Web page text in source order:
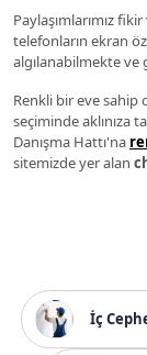
Paylaşımlarımız
telefonların ekran
algılanabilmekte ve
Renkli bir eve sahip
seçiminde aklınıza
Danışma Hattı'na
sitemizde yer alan
İç